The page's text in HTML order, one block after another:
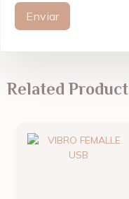
Related Product